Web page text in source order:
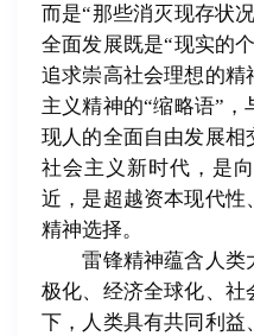
而是“那些消灭现存状
全面发展既是“现实的
追求崇高社会理想的精
主义精神的“缩略语”
现人的全面自由发展相
社会主义新时代，是
近，是超越资本现代性
精神选择。
雷锋精神蕴含人类
极化、经济全球化、社
下，人类具有共同利益